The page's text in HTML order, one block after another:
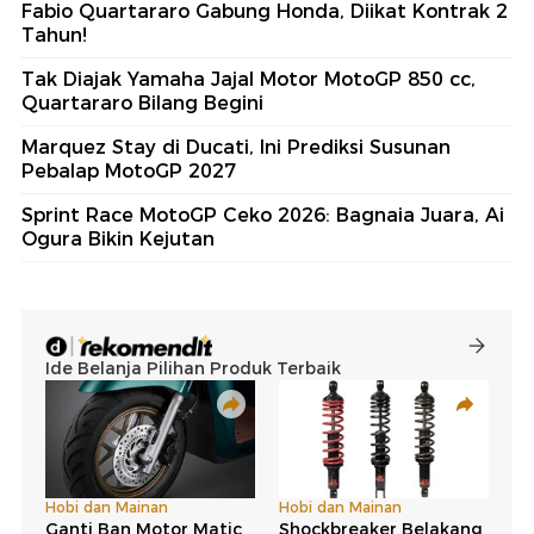
Fabio Quartararo Gabung Honda, Diikat Kontrak 2
Tahun!
Tak Diajak Yamaha Jajal Motor MotoGP 850 cc,
Quartararo Bilang Begini
Marquez Stay di Ducati, Ini Prediksi Susunan
Pebalap MotoGP 2027
Sprint Race MotoGP Ceko 2026: Bagnaia Juara, Ai
Ogura Bikin Kejutan